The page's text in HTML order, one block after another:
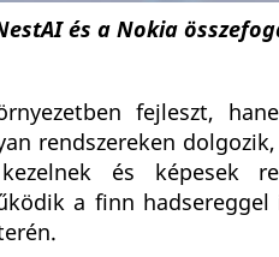
és a Nokia
fejleszt,
rendszereken
és képesek
a finn hadsereggel